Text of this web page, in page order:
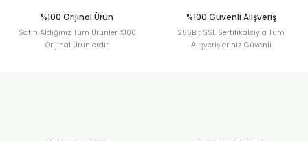
%100 Orijinal Ürün
Satın Aldığınız Tüm Ürünler %100
Orijinal Ürünlerdir
%100 Güvenli Alışveriş
256Bit SSL Sertifikalsıyla Tüm
Alışverişleriniz Güvenli